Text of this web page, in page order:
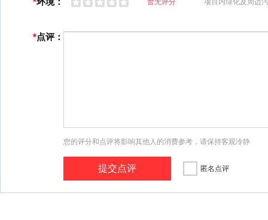
暂无评分 项目内绿化及周边
*点评：
您的评分和点评将影响其他人的消费参考，请保持客观冷静
匿名点评